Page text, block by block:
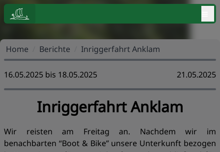
Home Berichte Inriggerfahrt Anklam
16.05.2025 bis 18.05.2025 21.05.2025
Inriggerfahrt Anklam
Wir reisten am Freitag an. Nachdem wir im
benachbarten “Boot & Bike” unsere Unterkunft bezogen